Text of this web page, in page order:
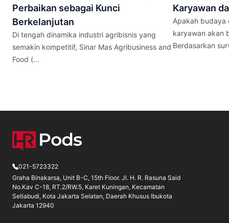
Perbaikan sebagai Kunci
Berkelanjutan
Di tengah dinamika industri agribisnis yang
semakin kompetitif, Sinar Mas Agribusiness and
Food (...
Karyawan
Apakah budaya
karyawan akan
Berdasarkan
021-5723322
Graha Binakarsa, Unit B-C, 15th Floor. Jl. H. R. Rasuna Said
No.Kav C-18, RT.2/RW.5, Karet Kuningan, Kecamatan
Setiabudi, Kota Jakarta Selatan, Daerah Khusus Ibukota
Jakarta 12940